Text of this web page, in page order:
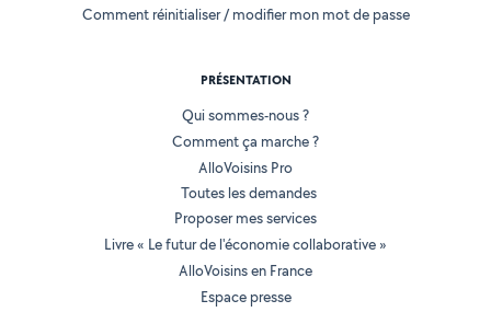
Comment réinitialiser / modifier mon mot de passe
PRÉSENTATION
Qui sommes-nous ?
Comment ça marche ?
AlloVoisins Pro
Toutes les demandes
Proposer mes services
Livre « Le futur de l'économie collaborative »
AlloVoisins en France
Espace presse